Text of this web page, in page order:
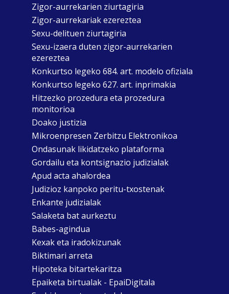
Zigor-aurrekarien ziurtagiria
Zigor-aurrekariak ezereztea
Sexu-delituen ziurtagiria
Sexu-izaera duten zigor-aurrekarien
ezereztea
Konkurtso legeko 684. art. modelo ofiziala
Konkurtso legeko 627. art. inprimakia
Hitzezko prozedura eta prozedura
monitorioa
Doako justizia
Mikroenpresen Zerbitzu Elektronikoa
Ondasunak likidatzeko plataforma
Gordailu eta kontsignazio judizialak
Apud acta ahalordea
Judizioz kanpoko peritu-txostenak
Enkante judizialak
Salaketa bat aurkeztu
Babes-agindua
Kexak eta iradokizunak
Biktimari arreta
Hipoteka bitartekaritza
Epaiketa birtualak - EpaiDigitala